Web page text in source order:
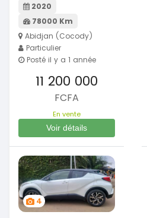
2020
78000 Km
Abidjan (Cocody)
Particulier
Posté il y a 1 année
11 200 000
FCFA
En vente
Voir détails
4